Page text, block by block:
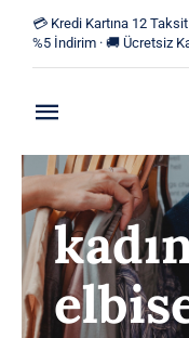
content
💳 Kredi Kartına 12
%5 İndirim · 🚚 Ücretsiz
Toggle
Navigation
Anasayfa
Mağaza
Yeni Ürünler